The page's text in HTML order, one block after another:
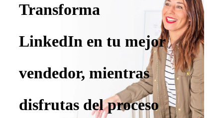
Transforma
LinkedIn en tu mejor
vendedor, mientras
disfrutas del proceso